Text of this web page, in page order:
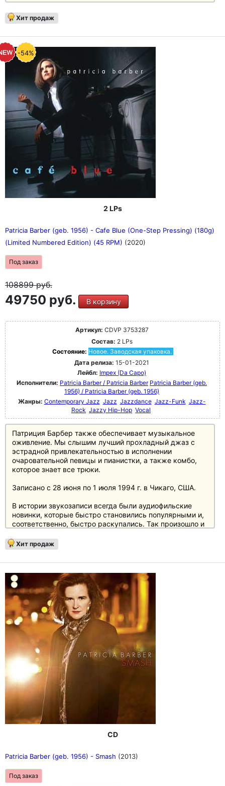
Хит продаж
-54%
2 LPs
Patricia Barber (geb. 1956) - Cafe Blue (One-Step Pressing) (180g)
(Limited Numbered Edition) (45 RPM) (2020)
Под заказ
108899руб.
49750 руб. В корзину
Артикул: CDVP 3753287
Состав: 2 LPs
Состояние: Новое. Заводская упаковка.
Дата релиза: 15-01-2021
Лейбл: Impex (Da Capo)
Исполнители: Patricia Barber / Patricia Barber Patricia Barber (geb.
1956) / Patricia Barber (geb. 1956)
Жанры: Contemporary Jazz Jazz Jazzdance Jazz-Funk Jazz-
Rock Jazzy Hip-Hop Vocal
Патриция Барбер также обеспечивает музыкальное
оживление. Мы слышим лучший прохладный джаз с
эстрадной привлекательностью в исполнении
очаровательной певицы и пианистки, а также комбо,
которое знает все трюки.
Записано с 28 июня по 1 июля 1994 г. в Чикаго, США.
В истории звукозаписи всегда были аудиофильские
новинки, которые быстро становились популярными и,
соответственно, быстро раскупались. Так произошло и
Барбер, потому что здесь все было как надо:
презентация, звук, прессование и интерпретация, ведь
лучший прохладный джаз с поп-притягательностью в
исполнении очаровательной певицы и пианистки, а
также комбо, владеющего всеми приемами игры.
В звуковом отношении это переиздание,
ремастированное с оригинальных лент и
отпрессованное по технологии One Step, безусловно,
является лучшим на сегодняшний день релизом этого
диска.
Мастеринг выполнен Кевином Греем на студии
CoHearent Audio, Калифорния, США. Отпечатано на RTI в
США на 180-граммовом тяжелом высококачественном
виниле VR900 Supreme. Лимитированный тираж 5000
экземпляров. Включает роскошный буклет с новыми
примечаниями самой Патрисии Барбер.
Отзывы
"Альбом Патрисии Барбер "Café Blue" всегда привлекал
своей аудиофильской приятностью, а новое виниловое
избалованным слушателям высокого класса" (Stereo,
март 2021 г.)
Хит продаж
CD
Patricia Barber (geb. 1956) - Smash (2013)
Под заказ